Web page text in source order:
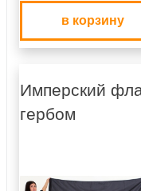
в корзину
Имперский
гербом